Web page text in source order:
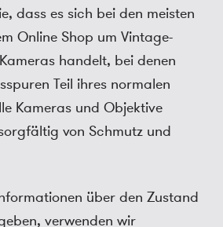
dass es sich bei den meisten
Online Shop um Vintage-
handelt, bei denen
Teil ihres normalen
Kameras und Objektive
von Schmutz und
über den Zustand
verwenden wir